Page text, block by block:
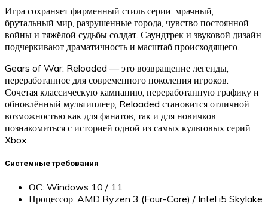
Игра сохраняет фирменный стиль серии: мрачный,
брутальный мир, разрушенные города, чувство постоянной
войны и тяжёлой судьбы солдат. Саундтрек и звуковой дизайн
подчеркивают драматичность и масштаб происходящего.
Gears of War: Reloaded — это возвращение легенды,
переработанное для современного поколения игроков.
Сочетая классическую кампанию, переработанную графику и
обновлённый мультиплеер, Reloaded становится отличной
возможностью как для фанатов, так и для новичков
познакомиться с историей одной из самых культовых серий
Xbox.
Системные требования
ОС: Windows 10 / 11
Процессор: AMD Ryzen 3 (Four-Core) / Intel i5 Skylake